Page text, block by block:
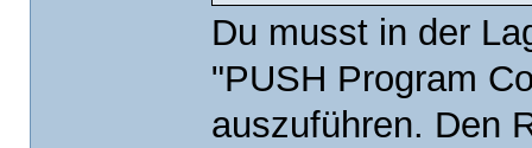
Du musst in der
"PUSH Program
auszuführen. Den